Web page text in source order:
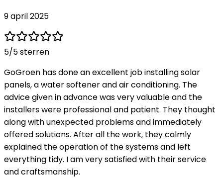
9 april 2025
5/5 sterren
GoGroen has done an excellent job installing solar
panels, a water softener and air conditioning. The
advice given in advance was very valuable and the
installers were professional and patient. They thought
along with unexpected problems and immediately
offered solutions. After all the work, they calmly
explained the operation of the systems and left
everything tidy. I am very satisfied with their service
and craftsmanship.